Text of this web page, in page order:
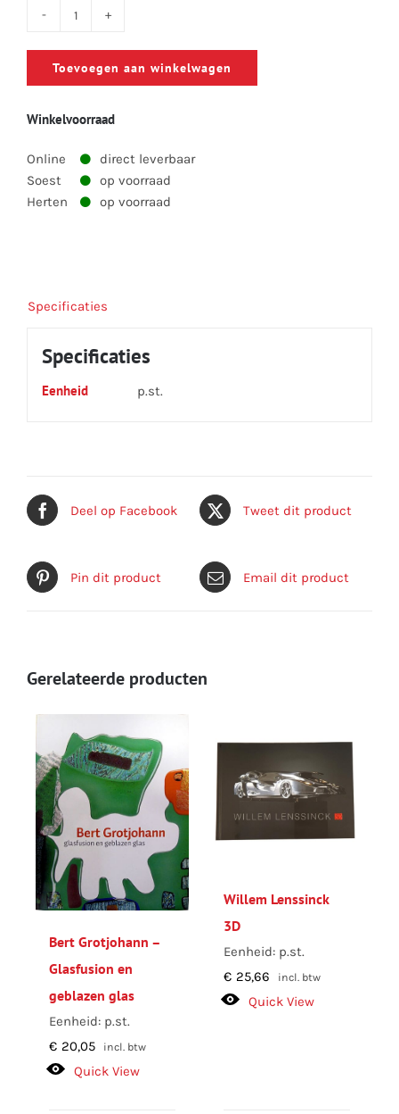
door
de
heen
Aad
Peters
Toevoegen aan winkelwagen
Winkelvoorraad
Online
direct leverbaar
Soest
op voorraad
Herten
op voorraad
Specificaties
Specificaties
Eenheid p.st.
Deel op Facebook Tweet dit product
Pin dit product Email dit product
Gerelateerde producten
Bert Grotjohann –
Glasfusion en
geblazen glas
Eenheid: p.st.
€ 20,05 incl. btw
Quick View
Willem Lenssinck
3D
Eenheid: p.st.
€ 25,66 incl. btw
Quick View